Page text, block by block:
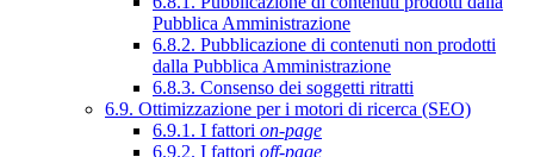
Pubblica Amministrazione
6.8.2. Pubblicazione di contenuti non prodotti
dalla Pubblica Amministrazione
6.8.3. Consenso dei soggetti ritratti
6.9. Ottimizzazione per i motori di ricerca (SEO)
6.9.1. I fattori on-page
6.9.2. I fattori off-page